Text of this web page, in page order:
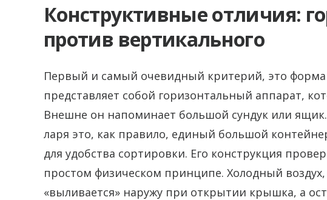
Конструктивные отличия:
против вертикального
Первый и самый очевидный критерий, это
представляет собой горизонтальный аппарат,
Внешне он напоминает большой сундук или
ларя это, как правило, единый большой
для удобства сортировки. Его конструкция
простом физическом принципе. Холодный воздух,
«выливается» наружу при открытии крышка, а